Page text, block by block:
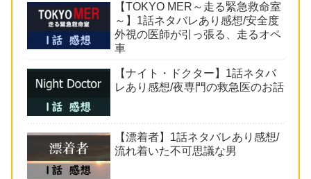
【TOKYO MER～走る緊急救命室
～】1話ネタバレあり感想/安全度
外視の医師が引っ張る、走るオペ
車
【ナイト・ドクター】1話ネタバ
レあり感想/夜専門の救急医のお話
【漂着者】1話ネタバレあり感想/
流れ着いた不可思議な男